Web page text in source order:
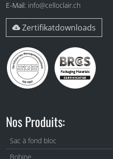
E-Mail: info@celloclair.ch
Zertifikatdownloads
Nos Produits:
Sac à fond bloc
Bobine